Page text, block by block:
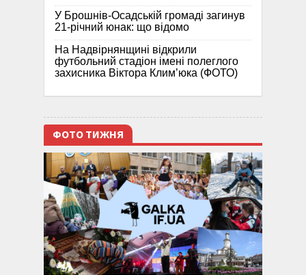
У Брошнів-Осадській громаді загинув
21-річний юнак: що відомо
На Надвірнянщині відкрили
футбольний стадіон імені полеглого
захисника Віктора Клим’юка (ФОТО)
ФОТО ТИЖНЯ